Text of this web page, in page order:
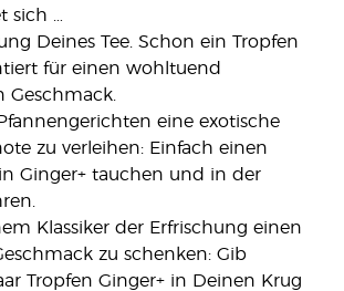
sich …
Deines Tee. Schon ein Tropfen
für einen wohltuend
Geschmack.
eine exotische
zu verleihen: Einfach einen
Ginger+ tauchen und in der
Klassiker der Erfrischung einen
zu schenken: Gib
Tropfen Ginger+ in Deinen Krug